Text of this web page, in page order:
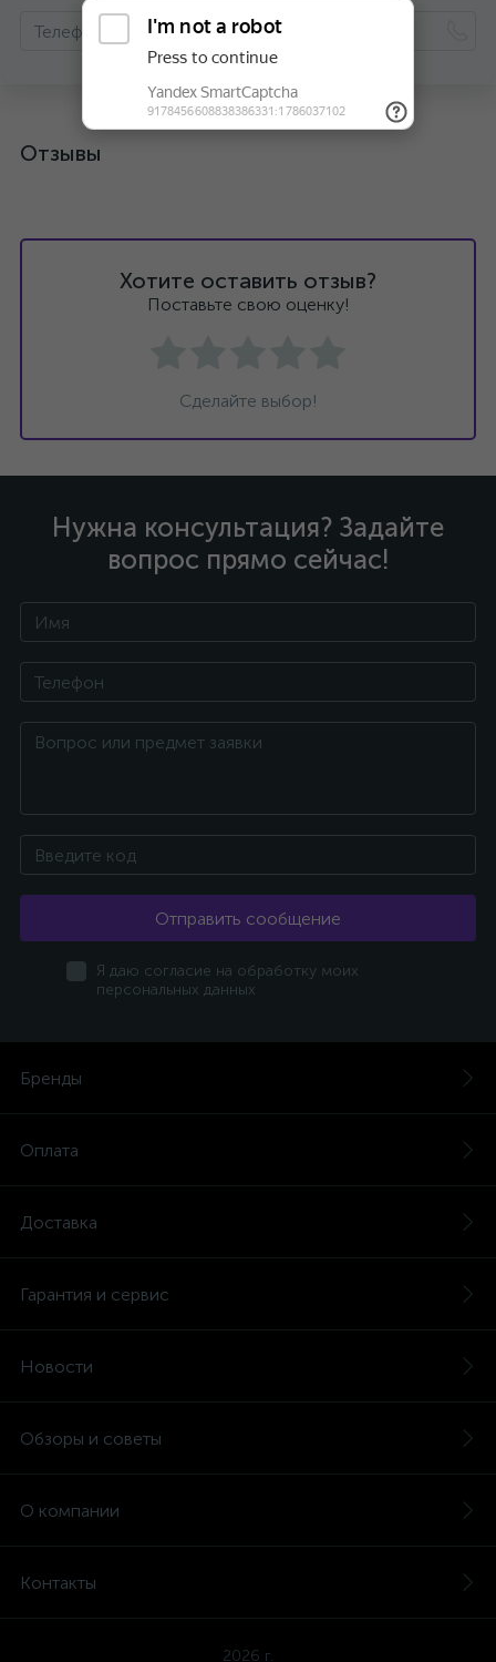
Отзывы
Хотите оставить отзыв?
Поставьте свою оценку!
Сделайте выбор!
Нужна консультация? Задайте
вопрос прямо сейчас!
Отправить сообщение
Я даю согласие на обработку моих
персональных данных
Бренды
Оплата
Доставка
Гарантия и сервис
Новости
Обзоры и советы
О компании
Контакты
2026 г.